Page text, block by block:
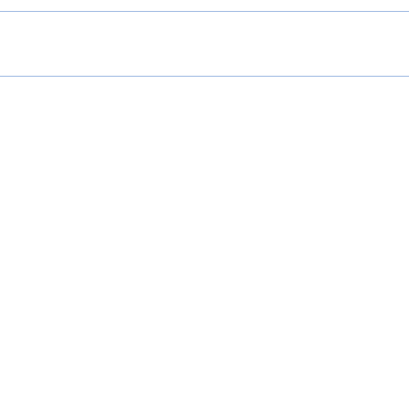
vegetale e arricchito con Olio di Argan,
per l'igiene di tutta la famiglia.Il 99,70%